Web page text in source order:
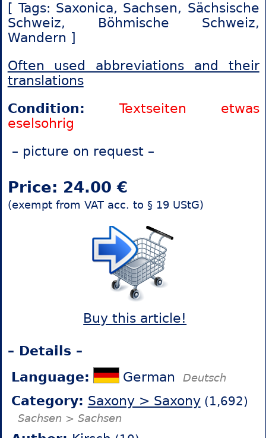
[ Tags: Saxonica, Sachsen, Sächsische
Schweiz, Böhmische Schweiz,
Wandern ]
Often used abbreviations and their
translations
Condition:
Textseiten etwas
eselsohrig
– picture on request –
Price: 24.00 €
(exempt from VAT acc. to § 19 UStG)
Buy this article!
– Details –
Language:
German Deutsch
Category: Saxony > Saxony(1,692)
Sachsen > Sachsen